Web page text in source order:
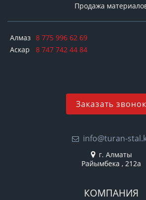
Продажа
Алмаз 8 775 996 62 69
Аскар
8 747 742 44 84
Заказать звонок
info@turan-
г. Алматы
Райымбека , 212а
КОМПАНИЯ